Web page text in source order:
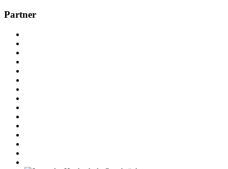
Partner